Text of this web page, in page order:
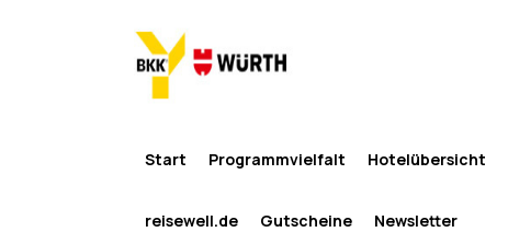
Start Programmvielfalt Hotelübersicht
reisewell.de Gutscheine Newsletter